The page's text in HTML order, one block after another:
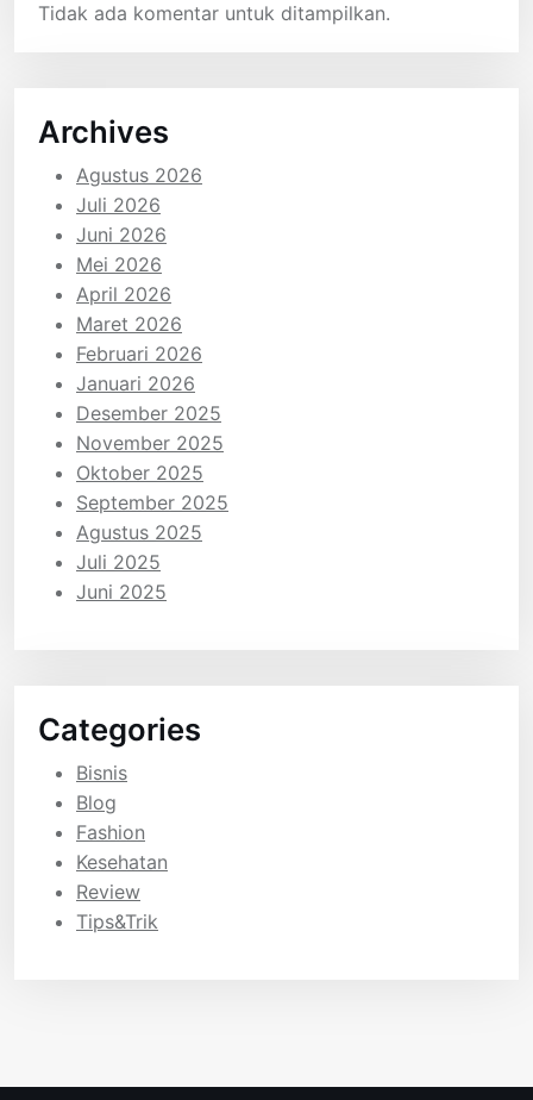
Tidak ada komentar untuk ditampilkan.
Archives
Agustus 2026
Juli 2026
Juni 2026
Mei 2026
April 2026
Maret 2026
Februari 2026
Januari 2026
Desember 2025
November 2025
Oktober 2025
September 2025
Agustus 2025
Juli 2025
Juni 2025
Categories
Bisnis
Blog
Fashion
Kesehatan
Review
Tips&Trik